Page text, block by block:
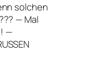
solchen
— Mal
—